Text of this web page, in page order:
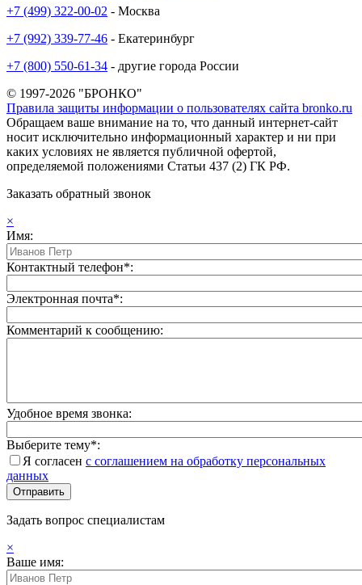
+7 (499) 322-00-02 - Москва
+7 (992) 339-77-46 - Екатеринбург
+7 (800) 550-61-34 - другие города России
© 1997-2026 "БРОНКО"
Правила защиты информации о пользователях сайта bronko.ru
Обращаем ваше внимание на то, что данный интернет-сайт
носит исключительно информационный характер и ни при
каких условиях не является публичной офертой,
определяемой положениями Статьи 437 (2) ГК РФ.
Заказать обратный звонок
×
Имя:
Контактный телефон*:
Электронная почта*:
Комментарий к сообщению:
Удобное время звонка:
Выберите тему*:
Я согласен с соглашением на обработку персональных
данных
Задать вопрос специалистам
×
Ваше имя: